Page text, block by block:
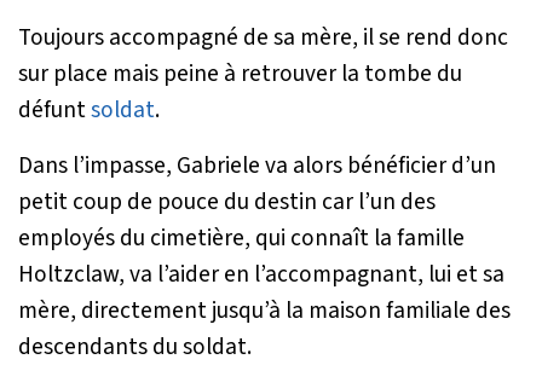
Toujours accompagné de sa mère, il se rend donc
sur place mais peine à retrouver la tombe du
défuntsoldat.
Dans l’impasse, Gabriele va alors bénéficier d’un
petit coup de pouce du destin car l’un des
employés du cimetière, qui connaît la famille
Holtzclaw, va l’aider en l’accompagnant, lui et sa
mère, directement jusqu’à la maison familiale des
descendants du soldat.